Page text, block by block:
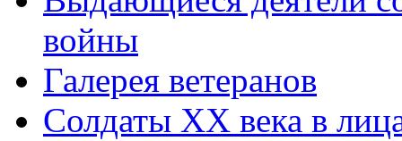
войны
Галерея ветеранов
Солдаты XX века в